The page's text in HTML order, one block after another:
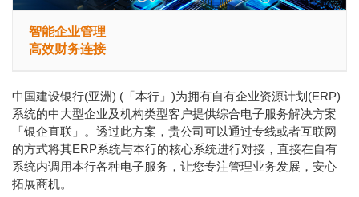
智能企业管理
高效财务连接
中国建设银行(亚洲) (「本行」)为拥有自有企业资源计划(ERP)
系统的中大型企业及机构类型客户提供综合电子服务解决方案
「银企直联」。透过此方案，贵公司可以通过专线或者互联网
的方式将其ERP系统与本行的核心系统进行对接，直接在自有
系统内调用本行各种电子服务，让您专注管理业务发展，安心
拓展商机。